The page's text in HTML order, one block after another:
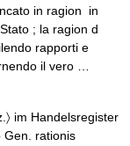
in ragion in
; la ragion d
rapporti e
il vero …
im Handelsregister
Gen. rationis